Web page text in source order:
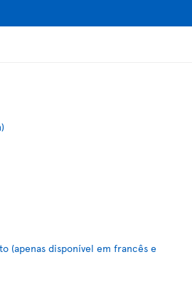
(apenas disponível em francês e